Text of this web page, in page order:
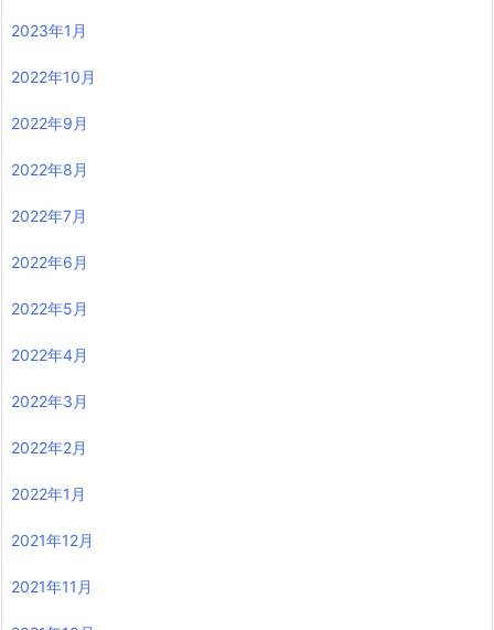
2023年1月
2022年10月
2022年9月
2022年8月
2022年7月
2022年6月
2022年5月
2022年4月
2022年3月
2022年2月
2022年1月
2021年12月
2021年11月